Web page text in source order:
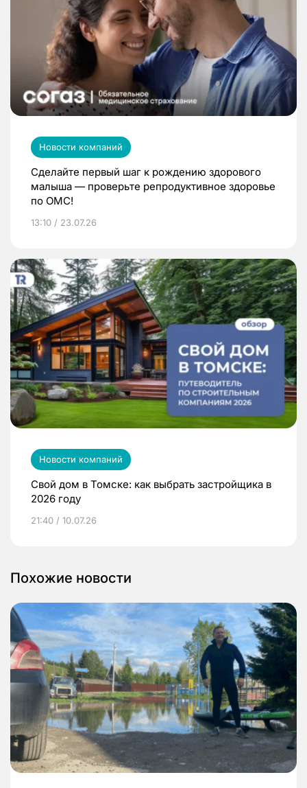
Новости компаний
Сделайте первый шаг к рождению здорового
малыша — проверьте репродуктивное здоровье
по ОМС!
13:10 / 23.07.26
Новости компаний
Свой дом в Томске: как выбрать застройщика в
2026 году
21:40 / 10.07.26
Похожие новости